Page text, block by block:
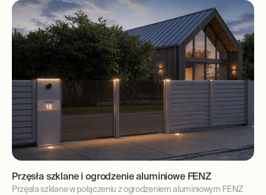
Przęsła szklane i ogrodzenie aluminiowe FENZ
Przęsła szklane w połączeniu z ogrodzeniem aluminiowym FENZ